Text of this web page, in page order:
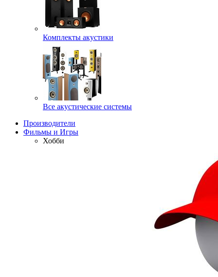
Комплекты акустики
Все акустические системы
Производители
Фильмы и Игры
Хобби